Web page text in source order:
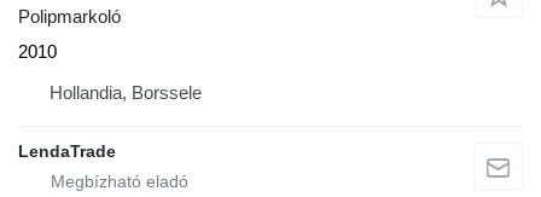
Polipmarkoló
2010
Hollandia, Borssele
LendaTrade